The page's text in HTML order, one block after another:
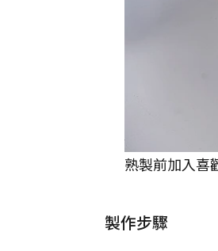
熟製前加入喜
製作步驟